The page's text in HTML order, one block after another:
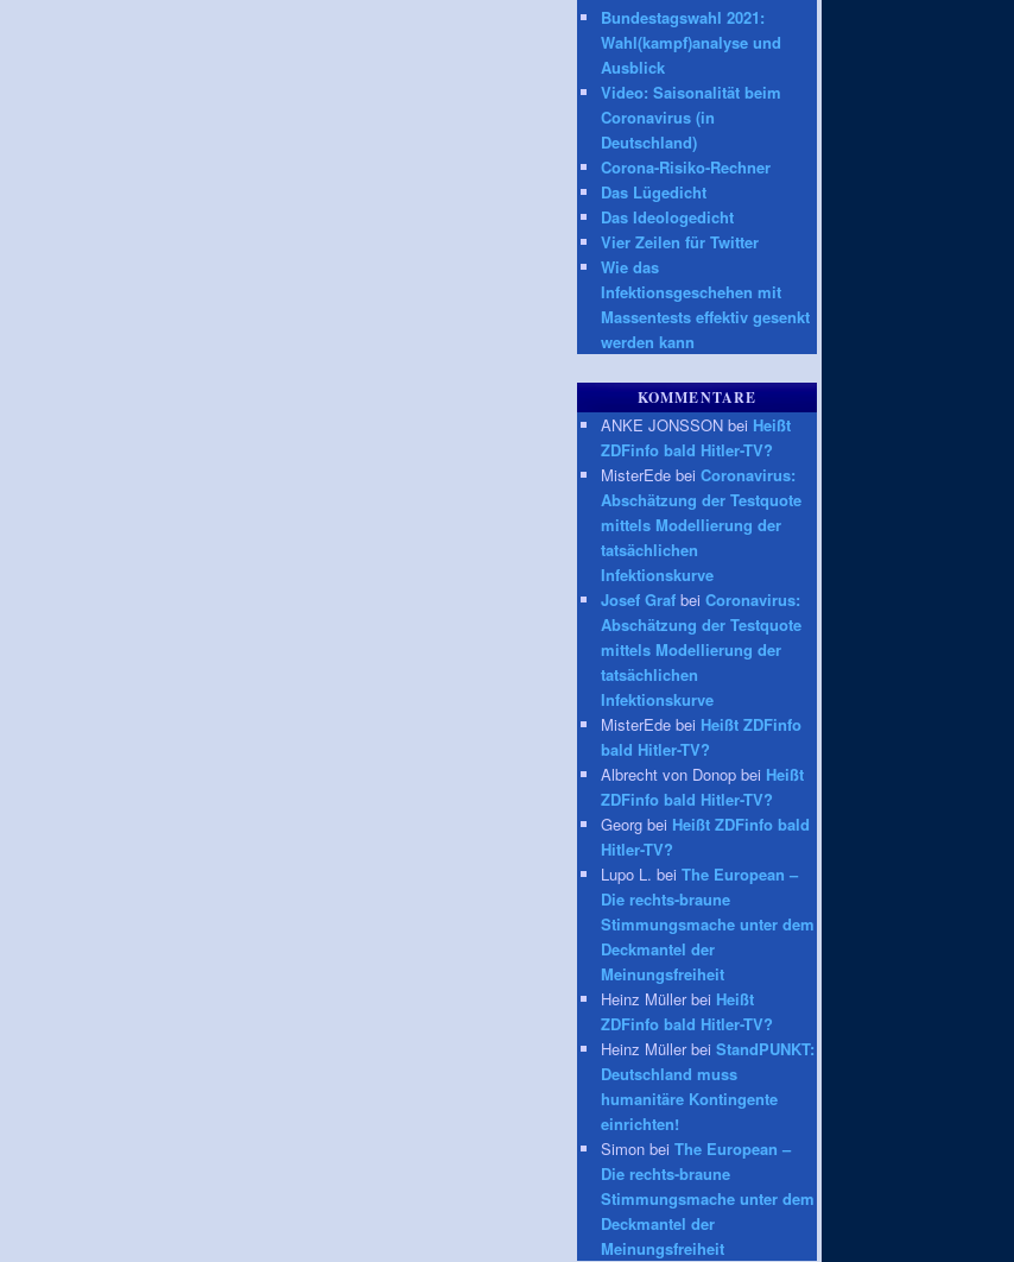
Bundestagswahl 2021:
Wahl(kampf)analyse und
Ausblick
Video: Saisonalität beim
Coronavirus (in
Deutschland)
Corona-Risiko-Rechner
Das Lügedicht
Das Ideologedicht
Vier Zeilen für Twitter
Wie das
Infektionsgeschehen mit
Massentests effektiv gesenkt
werden kann
KOMMENTARE
ANKE JONSSON bei Heißt
ZDFinfo bald Hitler-TV?
MisterEde bei Coronavirus:
Abschätzung der Testquote
mittels Modellierung der
tatsächlichen
Infektionskurve
Josef Graf bei Coronavirus:
Abschätzung der Testquote
mittels Modellierung der
tatsächlichen
Infektionskurve
MisterEde bei Heißt ZDFinfo
bald Hitler-TV?
Albrecht von Donop bei Heißt
ZDFinfo bald Hitler-TV?
Georg bei Heißt ZDFinfo bald
Hitler-TV?
Lupo L. bei The European –
Die rechts-braune
Stimmungsmache unter dem
Deckmantel der
Meinungsfreiheit
Heinz Müller bei Heißt
ZDFinfo bald Hitler-TV?
Heinz Müller bei StandPUNKT:
Deutschland muss
humanitäre Kontingente
einrichten!
Simon bei The European –
Die rechts-braune
Stimmungsmache unter dem
Deckmantel der
Meinungsfreiheit